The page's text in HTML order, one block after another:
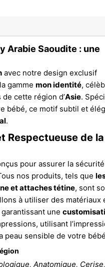
Arabie Saoudite : une
avec notre design exclusif
gamme mon identité,
cette région d’Asie.
bébé, ce motif subtil et
.
Respectueuse de la
pour assurer la
nos produits, tels que
et attaches tétine, sont
à utiliser des matériaux
une
utilisant
peau sensible de votre
Anatomique,